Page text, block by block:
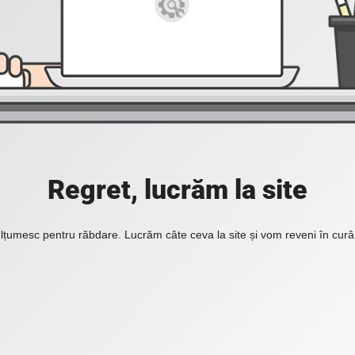
Regret, lucrăm la site
pentru răbdare. Lucrăm câte ceva la site și vom reveni în